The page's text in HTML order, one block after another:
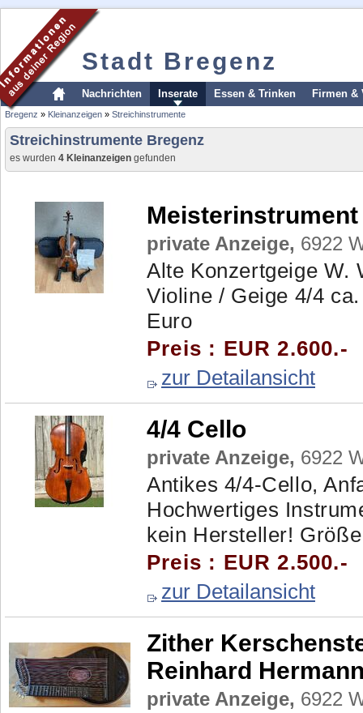
Stadt Bregenz
Nachrichten Inserate Essen & Trinken Firmen &
Bregenz » Kleinanzeigen » Streichinstrumente
Streichinstrumente Bregenz
es wurden 4 Kleinanzeigen gefunden
Meisterinstrument
private Anzeige, 6922
Alte Konzertgeige W.
Violine / Geige 4/4
Euro
Preis : EUR 2.600.-
zur Detailansicht
4/4 Cello
private Anzeige, 6922
Antikes 4/4-Cello,
Hochwertiges
kein Hersteller!
Preis : EUR 2.500.-
zur Detailansicht
Zither
Reinhard
private Anzeige, 6922